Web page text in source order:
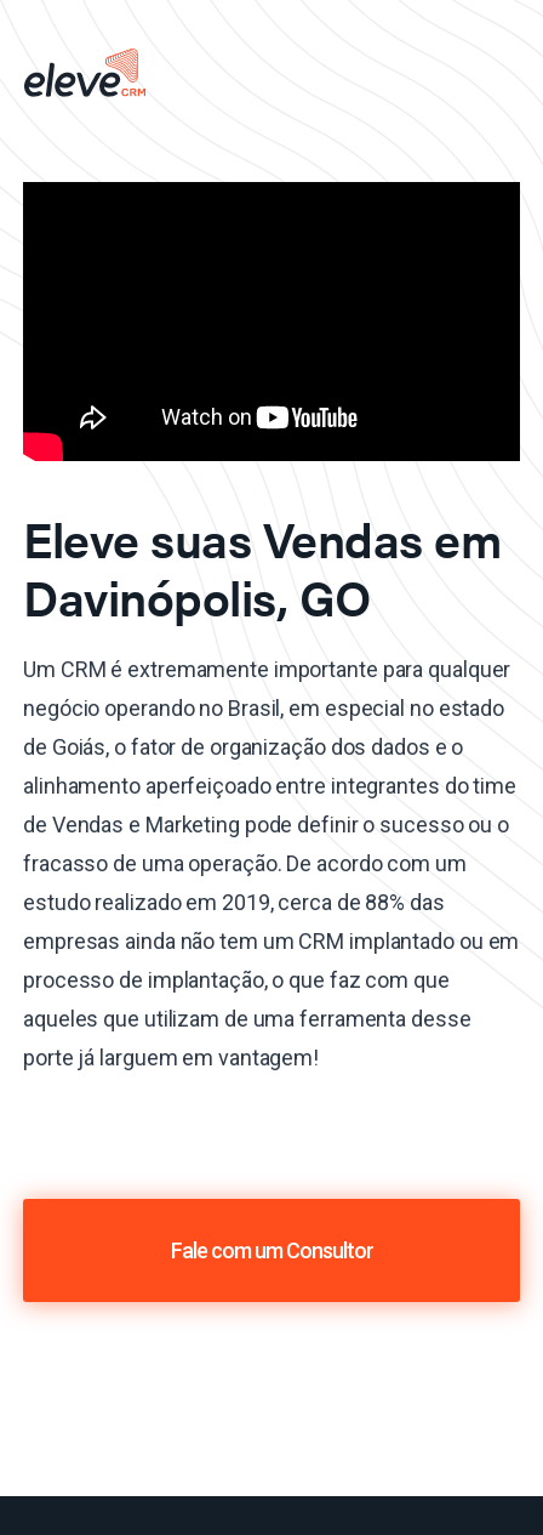
Eleve suas Vendas em
Davinópolis, GO
Um CRM é extremamente importante para qualquer
negócio operando no Brasil, em especial no estado
de Goiás, o fator de organização dos dados e o
alinhamento aperfeiçoado entre integrantes do time
de Vendas e Marketing pode definir o sucesso ou o
fracasso de uma operação. De acordo com um
estudo realizado em 2019, cerca de 88% das
empresas ainda não tem um CRM implantado ou em
processo de implantação, o que faz com que
aqueles que utilizam de uma ferramenta desse
porte já larguem em vantagem!
Fale com um Consultor